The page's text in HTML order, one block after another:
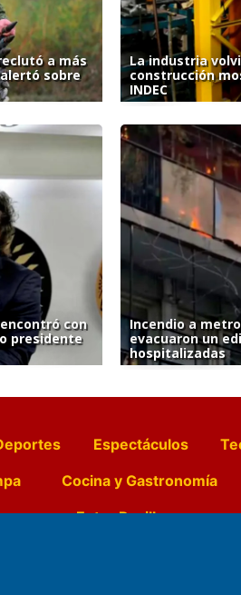
a más
sobre
La industria
construcción
INDEC
con
presidente
Incendio a
evacuaron un
hospitalizadas
Espectáculos
Cocina y Gastronomía
Entre Pocillos